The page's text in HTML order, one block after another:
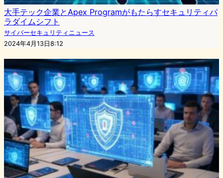
大手テック企業とApex Programがもたらすセキュリティパ
ラダイムシフト
サイバーセキュリティニュース
2024年4月13日8:12